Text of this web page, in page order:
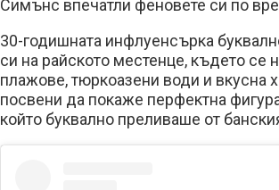
Симънс впечатли феновете си по
30-годишната инфлуенсърка
си на райското местенце, където
плажове, тюркоазени води и вкусна
посвени да покаже перфектна
който буквално преливаше от